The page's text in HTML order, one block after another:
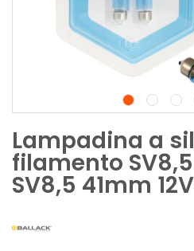
Lampadina a
filamento SV8,5
SV8,5 41mm